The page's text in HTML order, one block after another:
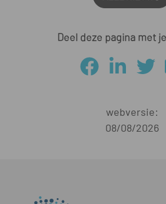
Deel deze pagina met
webversie:
08/08/2026